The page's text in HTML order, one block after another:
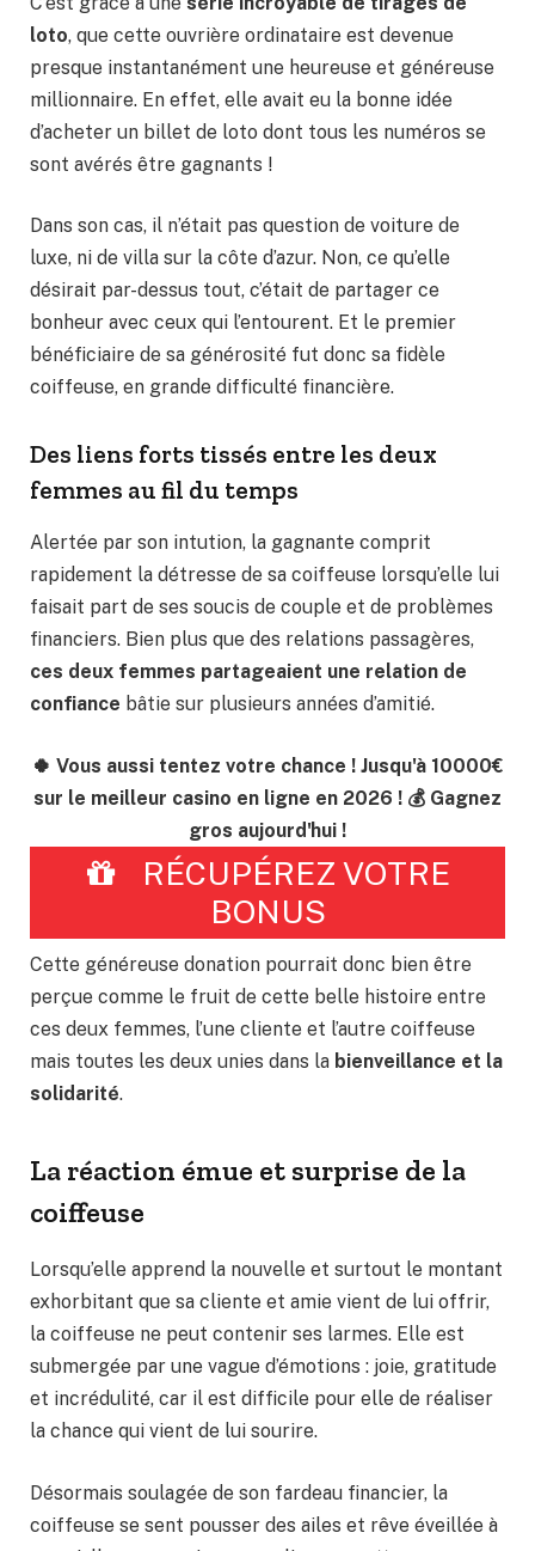
loto, que cette ouvrière ordinataire est devenue
presque instantanément une heureuse et généreuse
millionnaire. En effet, elle avait eu la bonne idée
d’acheter un billet de loto dont tous les numéros se
sont avérés être gagnants !
Dans son cas, il n’était pas question de voiture de
luxe, ni de villa sur la côte d’azur. Non, ce qu’elle
désirait par-dessus tout, c’était de partager ce
bonheur avec ceux qui l’entourent. Et le premier
bénéficiaire de sa générosité fut donc sa fidèle
coiffeuse, en grande difficulté financière.
Des liens forts tissés entre les deux
femmes au fil du temps
Alertée par son intution, la gagnante comprit
rapidement la détresse de sa coiffeuse lorsqu’elle lui
faisait part de ses soucis de couple et de problèmes
financiers. Bien plus que des relations passagères,
ces deux femmes partageaient une relation de
confiance bâtie sur plusieurs années d’amitié.
🍀 Vous aussi tentez votre chance ! Jusqu'à 10000€
sur le meilleur casino en ligne en 2026 ! 💰 Gagnez
gros aujourd'hui !
RÉCUPÉREZ VOTRE
BONUS
Cette généreuse donation pourrait donc bien être
perçue comme le fruit de cette belle histoire entre
ces deux femmes, l’une cliente et l’autre coiffeuse
mais toutes les deux unies dans la bienveillance et la
solidarité.
La réaction émue et surprise de la
coiffeuse
Lorsqu’elle apprend la nouvelle et surtout le montant
exhorbitant que sa cliente et amie vient de lui offrir,
la coiffeuse ne peut contenir ses larmes. Elle est
submergée par une vague d’émotions : joie, gratitude
et incrédulité, car il est difficile pour elle de réaliser
la chance qui vient de lui sourire.
Désormais soulagée de son fardeau financier, la
coiffeuse se sent pousser des ailes et rêve éveillée à